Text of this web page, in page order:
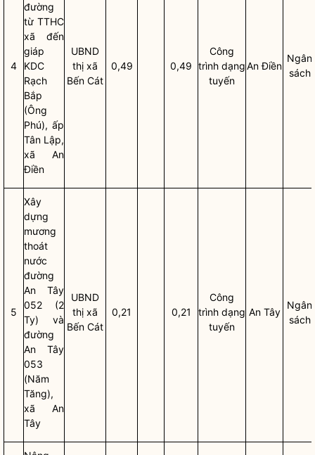
4
đường
từ TTHC
xã đến
giáp
KDC
Rạch
Bắp
(Ông
Phú), ấp
Tân Lập,
xã An
Điền
UBND
thị xã
Bến Cát
0,49 0,49
Công
trình dạng
tuyến
An Điền
Ngân
sách
5
Xây
dựng
mương
thoát
nước
đường
An Tây
052 (2
Ty) và
đường
An Tây
053
(Năm
Tăng),
xã An
Tây
UBND
thị xã
Bến Cát
0,21 0,21
Công
trình dạng
tuyến
An Tây
Ngân
sách